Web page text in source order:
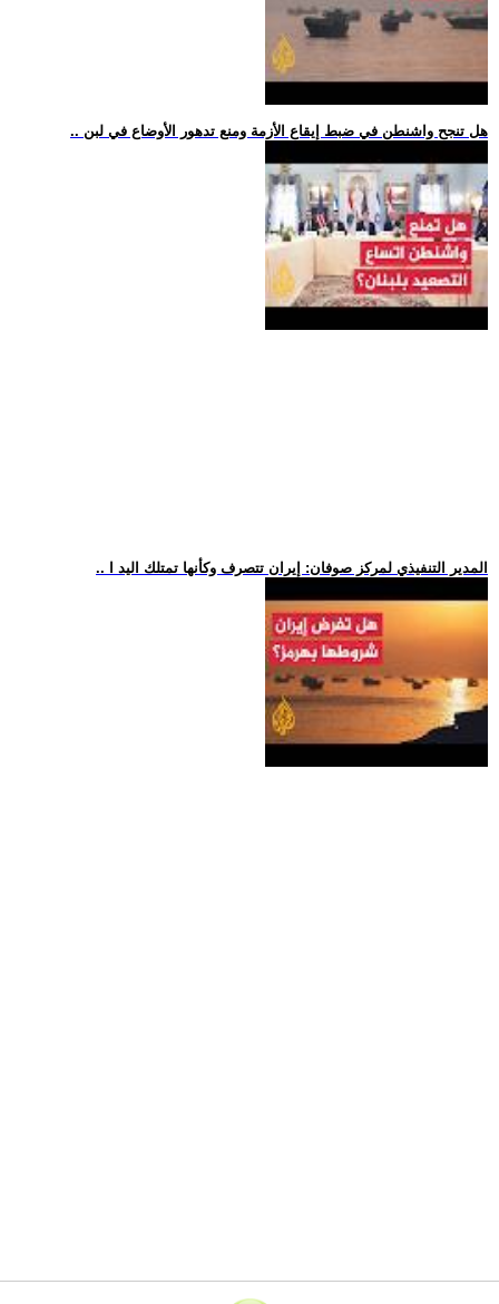
.. هل تنجح واشنطن في ضبط إيقاع الأزمة ومنع تدهور الأوضاع في لبن
.. المدير التنفيذي لمركز صوفان: إيران تتصرف وكأنها تمتلك اليد ا